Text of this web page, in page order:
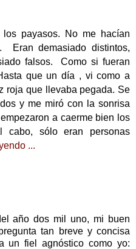
payasos. No me hacían
Eran demasiado distintos,
falsos. Como si fueran
que un día , vi como a
roja que llevaba pegada. Se
y me miró con la sonrisa
a caerme bien los
sólo eran personas
...
año dos mil uno, mi buen
tan breve y concisa
un fiel agnóstico como yo: